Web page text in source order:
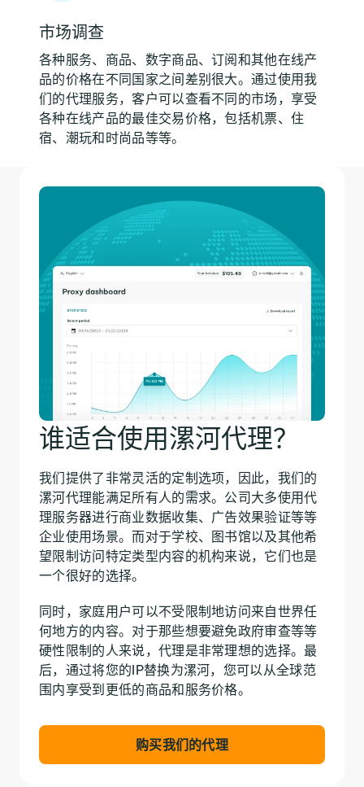
市场调查
各种服务、商品、数字商品、订阅和其他在线产
品的价格在不同国家之间差别很大。通过使用我
们的代理服务，客户可以查看不同的市场，享受
各种在线产品的最佳交易价格，包括机票、住
宿、潮玩和时尚品等等。
谁适合使用漯河代理？
我们提供了非常灵活的定制选项，因此，我们的
漯河代理能满足所有人的需求。公司大多使用代
理服务器进行商业数据收集、广告效果验证等等
企业使用场景。而对于学校、图书馆以及其他希
望限制访问特定类型内容的机构来说，它们也是
一个很好的选择。
同时，家庭用户可以不受限制地访问来自世界任
何地方的内容。对于那些想要避免政府审查等等
硬性限制的人来说，代理是非常理想的选择。最
后，通过将您的IP替换为漯河，您可以从全球范
围内享受到更低的商品和服务价格。
购买我们的代理